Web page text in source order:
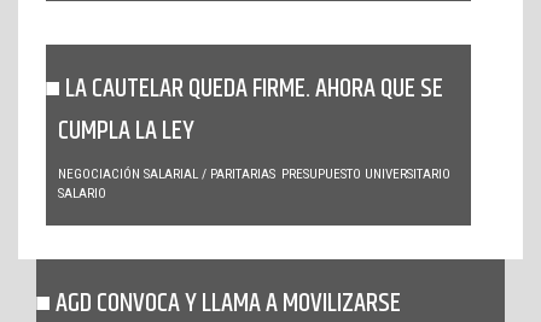
LA CAUTELAR QUEDA FIRME. AHORA QUE SE
CUMPLA LA LEY
NEGOCIACIÓN SALARIAL / PARITARIAS PRESUPUESTO UNIVERSITARIO
SALARIO
AGD CONVOCA Y LLAMA A MOVILIZARSE